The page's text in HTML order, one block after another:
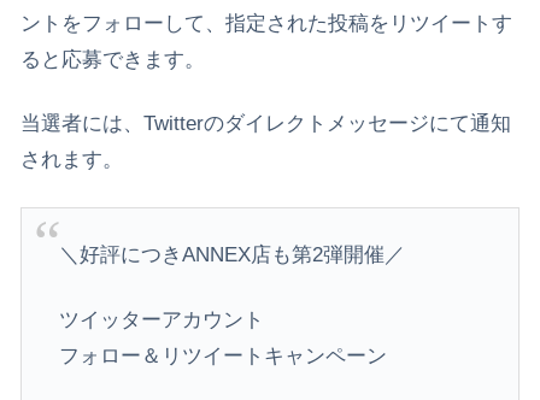
ントをフォローして、指定された投稿をリツイートす
ると応募できます。
当選者には、Twitterのダイレクトメッセージにて通知
されます。
＼好評につきANNEX店も第2弾開催／
ツイッターアカウント
フォロー＆リツイートキャンペーン